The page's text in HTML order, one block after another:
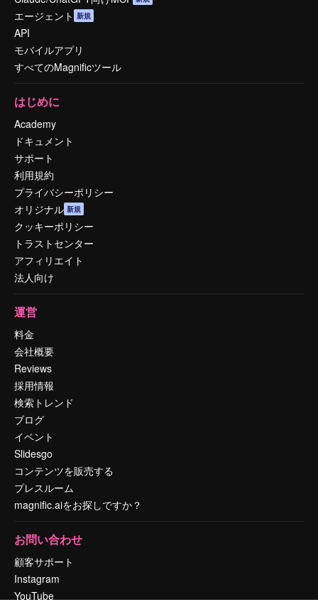
エージェント 新規
API
モバイルアプリ
すべてのMagnificツール
はじめに
Academy
ドキュメント
サポート
利用規約
プライバシーポリシー
オリジナル 新規
クッキーポリシー
トラストセンター
アフィリエイト
法人向け
運営
料金
会社概要
Reviews
採用情報
検索トレンド
ブログ
イベント
Slidesgo
コンテンツを販売する
プレスルーム
magnific.aiをお探しですか？
お問い合わせ
顧客サポート
Instagram
YouTube